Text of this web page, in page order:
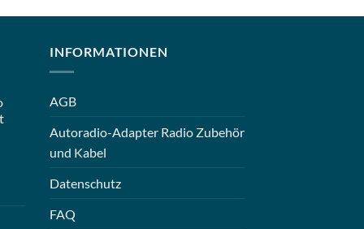
INFORMATIONEN
AGB
Autoradio-Adapter Radio Zubehör
und Kabel
Datenschutz
FAQ